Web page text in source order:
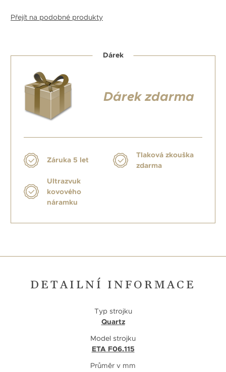
Přejít na podobné produkty
Dárek
Dárek zdarma
Záruka 5 let
Tlaková zkouška
zdarma
Ultrazvuk
kovového
náramku
DETAILNÍ INFORMACE
Typ strojku
Quartz
Model strojku
ETA F06.115
Průměr v mm